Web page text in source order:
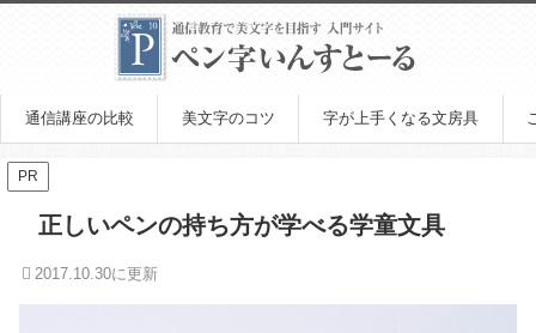
通信講座の比較 美文字のコツ 字が上手くなる文房具
PR
正しいペンの持ち方が学べる学童文具
2017.10.30